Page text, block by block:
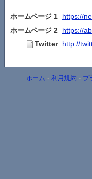
ホームページ 1
https://
ホームページ 2
https://
Twitter
http://
ホーム - 利用規約 - プ